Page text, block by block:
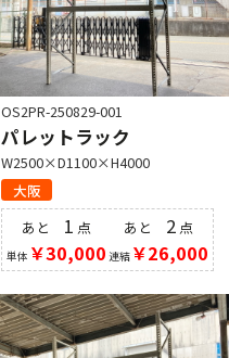
OS2PR-250829-001
パレットラック
W2500×D1100×H4000
大阪
あと 1 点
単体 ￥30,000
あと 2点
連結￥26,000